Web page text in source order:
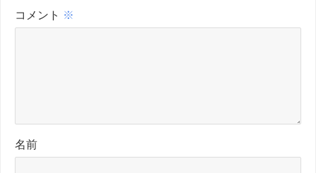
コメント ※
名前